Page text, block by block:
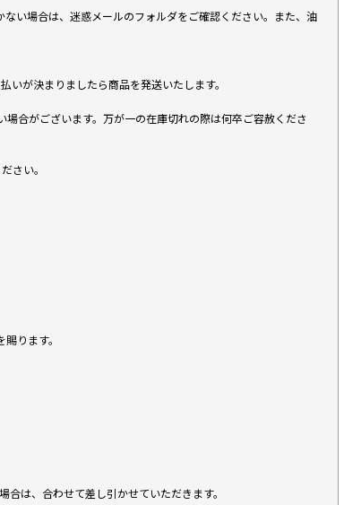
い場合は、迷惑メールのフォルダをご確認ください。また、油
が決まりましたら商品を発送いたします。
合がございます。万が一の在庫切れの際は何卒ご容赦くださ
さい。
ります。
は、合わせて差し引かせていただきます。